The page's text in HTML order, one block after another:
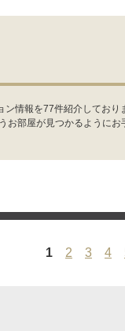
情報を77件紹介しており
お部屋が見つかるようにお
1 2 3 4